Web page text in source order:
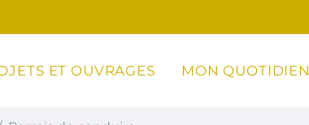
ET OUVRAGES MON QUOTIDIEN